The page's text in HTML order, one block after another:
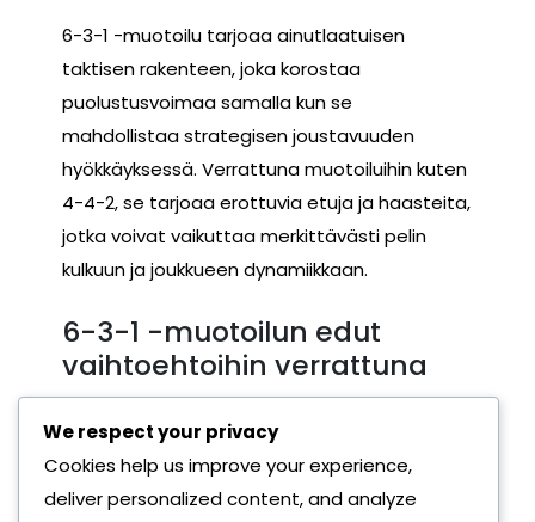
6-3-1 -muotoilu tarjoaa ainutlaatuisen
taktisen rakenteen, joka korostaa
puolustusvoimaa samalla kun se
mahdollistaa strategisen joustavuuden
hyökkäyksessä. Verrattuna muotoiluihin kuten
4-4-2, se tarjoaa erottuvia etuja ja haasteita,
jotka voivat vaikuttaa merkittävästi pelin
kulkuun ja joukkueen dynamiikkaan.
6-3-1 -muotoilun edut
vaihtoehtoihin verrattuna
6-3-1 -muotoilu erottuu
puolustusorganisaatiossaan, sillä kuusi
pelaajaa on omistautunut puolustukselle,
We respect your privacy
Cookies help us improve your experience,
deliver personalized content, and analyze